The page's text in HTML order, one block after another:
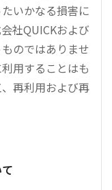
いかなる損害に
社QUICKおよび
のではありませ
用することはも
再利用および再